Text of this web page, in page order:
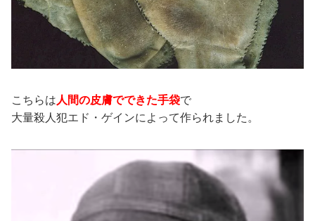
こちらは 人間の皮膚でできた手袋で
大量殺人犯エド・ゲインによって作られました。